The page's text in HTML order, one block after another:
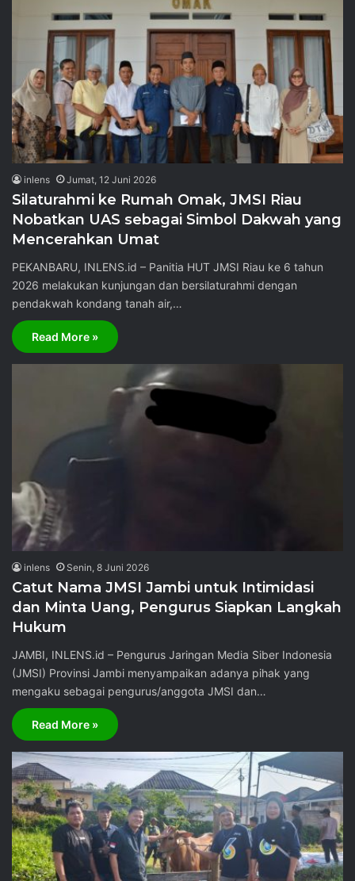
inlens Jumat, 12 Juni 2026
Silaturahmi ke Rumah Omak, JMSI Riau
Nobatkan UAS sebagai Simbol Dakwah yang
Mencerahkan Umat
PEKANBARU, INLENS.id – Panitia HUT JMSI Riau ke 6 tahun
2026 melakukan kunjungan dan bersilaturahmi dengan
pendakwah kondang tanah air,…
Read More »
inlens Senin, 8 Juni 2026
Catut Nama JMSI Jambi untuk Intimidasi
dan Minta Uang, Pengurus Siapkan Langkah
Hukum
JAMBI, INLENS.id – Pengurus Jaringan Media Siber Indonesia
(JMSI) Provinsi Jambi menyampaikan adanya pihak yang
mengaku sebagai pengurus/anggota JMSI dan…
Read More »